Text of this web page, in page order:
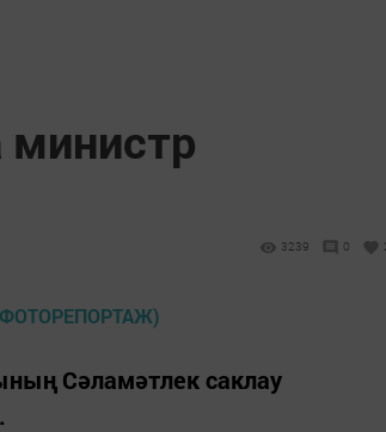
3239 0
Сәламәтлек саклау